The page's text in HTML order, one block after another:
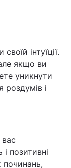
інтуїції.
якщо ви
уникнути
і
вас
позитивні
починань,